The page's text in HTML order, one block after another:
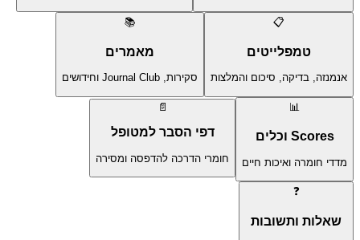
📋
טמפלייטים
אנמנזה, בדיקה, סיכום והמלצות
📚
מאמרים
סקירות, Journal Club וחידושים
📊
Scores וכלים
מדדי חומרה ואיכות חיים
📄
דפי הסבר למטופל
חומרי הדרכה להדפסה ומסירה
❓
שאלות ותשובות